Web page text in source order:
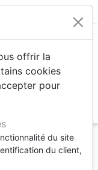
l'espérance
offrir la
cookies
pour
du site
du client,